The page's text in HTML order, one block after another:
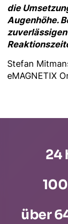
die
Augenhöhe.
Stefan
eMAGNETIX
24
über